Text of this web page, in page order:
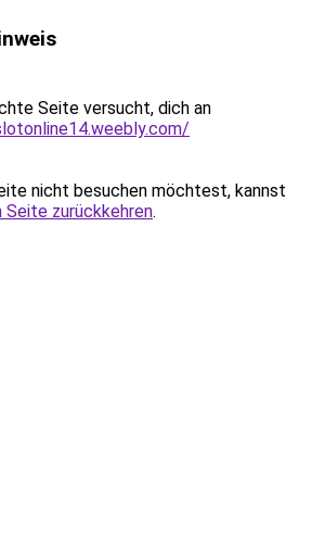
Seite versucht, dich an
nicht besuchen möchtest, kannst
Seite zurückkehren.